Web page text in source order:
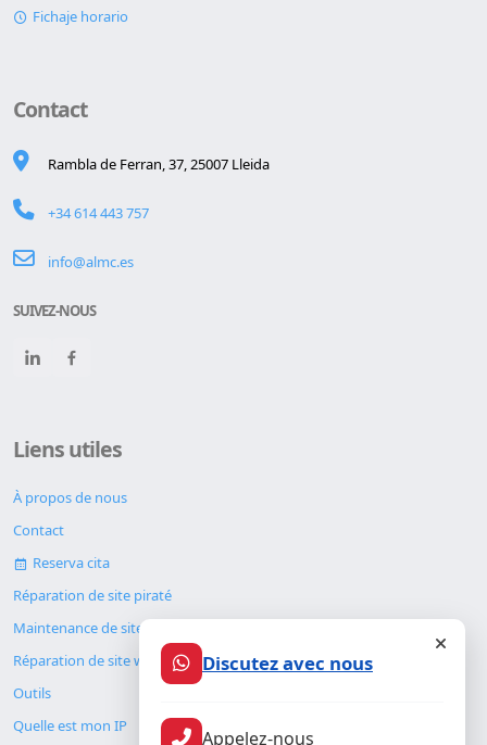
Fichaje horario
Contact
Rambla de Ferran, 37, 25007 Lleida
+34 614 443 757
info@almc.es
SUIVEZ-NOUS
Liens utiles
À propos de nous
Contact
Reserva cita
Réparation de site piraté
Maintenance de site web
Réparation de site web
Outils
Quelle est mon IP
Discutez avec nous
Appelez-nous